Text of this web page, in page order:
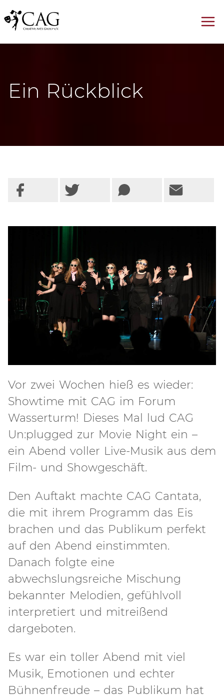
Ein Rückblick
Vor zwei Wochen hieß es wieder:
Showtime mit CAG im Forum
Wasserturm! Dieses Mal lud CAG
Un:plugged zur Movie Night ein –
ein Abend voller Live-Musik aus dem
Film- und Showgeschäft.
Den Auftakt machte CAG Cantata,
die mit ihrem Programm das Eis
brachen und das Publikum perfekt
auf den Abend einstimmten.
Danach folgte eine
abwechslungsreiche Mischung
bekannter Melodien, gefühlvoll
interpretiert und mitreißend
dargeboten.
Es war ein toller Abend mit viel
Musik, Emotionen und echter
Bühnenfreude – das Publikum hat